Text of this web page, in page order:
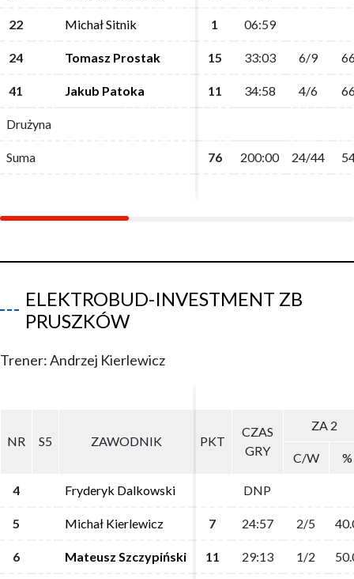
22 Michał Sitnik 1 06:59
24 Tomasz Prostak 15 33:03 6/9
41 Jakub Patoka 11 34:58 4/6
Drużyna
Suma 76 200:00 24/44
22 Michał Sitnik 1 06:59
24 Tomasz Prostak 15 33:03 6/9
41 Jakub Patoka 11 34:58 4/6
Drużyna
Suma 76 200:00 24/44
ELEKTROBUD-INVESTMENT ZB
PRUSZKÓW
Trener: Andrzej Kierlewicz
NR S5 ZAWODNIK PKT
CZAS
GRY
ZA 2
C/W %
4 Fryderyk Dalkowski DNP
5 Michał Kierlewicz 7 24:57 2/5
6 Mateusz Szczypiński 11 29:13 1/2
NR S5 ZAWODNIK PKT
CZAS
GRY
ZA 2
C/W %
4 Fryderyk Dalkowski DNP
5 Michał Kierlewicz 7 24:57 2/5
6 Mateusz Szczypiński 11 29:13 1/2